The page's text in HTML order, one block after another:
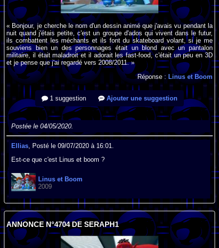
« Bonjour, je cherche le nom d'un dessin animé que j'avais vu pendant la
nuit quand j'étais petite, c'est un groupe d'ados qui vivent dans le futur,
ils combattent les méchants et ils font du skateboard volant, si je me
souviens bien un des personnages était un blond avec un pantalon
militaire, il était maladroit et il adorait les fast-food, c'était un peu en 3D
et je pense que j'ai regardé vers 2008/2011. »
Réponse : Linus et Boom
1 suggestion Ajouter une suggestion
Postée le 04/05/2020.
Ellias , Posté le 09/07/2020 à 16:01.
Est-ce que c'est Linus et boom ?
Linus et Boom
2009
ANNONCE N°4704 DE SERAPH1